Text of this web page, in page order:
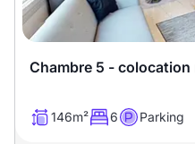
Chambre 5 - colocation
146m² 6 Parking